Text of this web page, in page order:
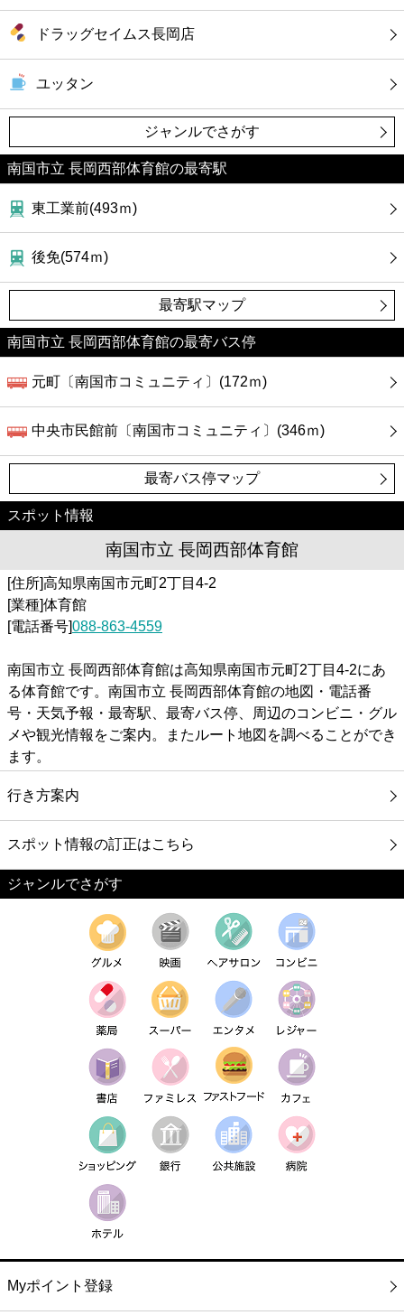
ドラッグセイムス長岡店
ユッタン
ジャンルでさがす
南国市立 長岡西部体育館の最寄駅
東工業前(493ｍ)
後免(574ｍ)
最寄駅マップ
南国市立 長岡西部体育館の最寄バス停
元町〔南国市コミュニティ〕(172ｍ)
中央市民館前〔南国市コミュニティ〕(346ｍ)
最寄バス停マップ
スポット情報
南国市立 長岡西部体育館
[住所]高知県南国市元町2丁目4-2
[業種]体育館
[電話番号]088-863-4559
南国市立 長岡西部体育館は高知県南国市元町2丁目4-2にあ
る体育館です。南国市立 長岡西部体育館の地図・電話番
号・天気予報・最寄駅、最寄バス停、周辺のコンビニ・グル
メや観光情報をご案内。またルート地図を調べることができ
ます。
行き方案内
スポット情報の訂正はこちら
ジャンルでさがす
Myポイント登録